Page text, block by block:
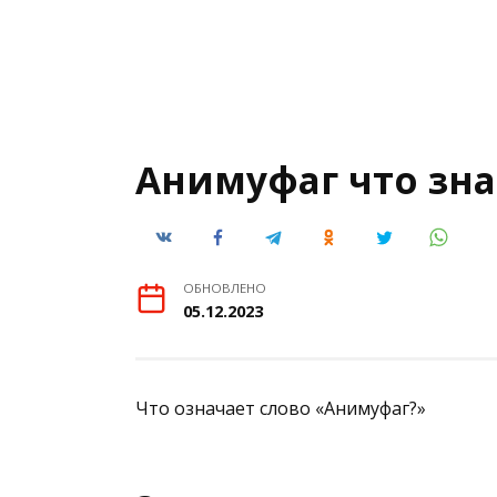
Анимуфаг что
ОБНОВЛЕНО
05.12.2023
Что означает слово «Анимуфаг?»